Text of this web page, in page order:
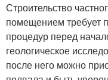
Строительство
помещением требует
процедур перед
геологическое
после него можно